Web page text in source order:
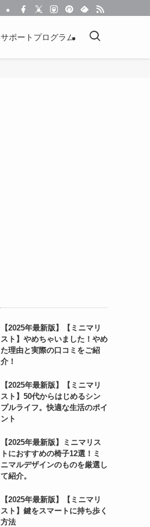
サポートプログラム
【2025年最新版】【ミニマリ
スト】やめちゃいました！やめ
た理由と実際の口コミをご紹
介！
【2025年最新版】【ミニマリ
スト】50代からはじめるシン
プルライフ。快適な生活のポイ
ント
【2025年最新版】ミニマリス
トにおすすめの椅子12選！ミ
ニマルデザインのものを厳選し
て紹介。
【2025年最新版】【ミニマリ
スト】鍵をスマートに持ち歩く
方法